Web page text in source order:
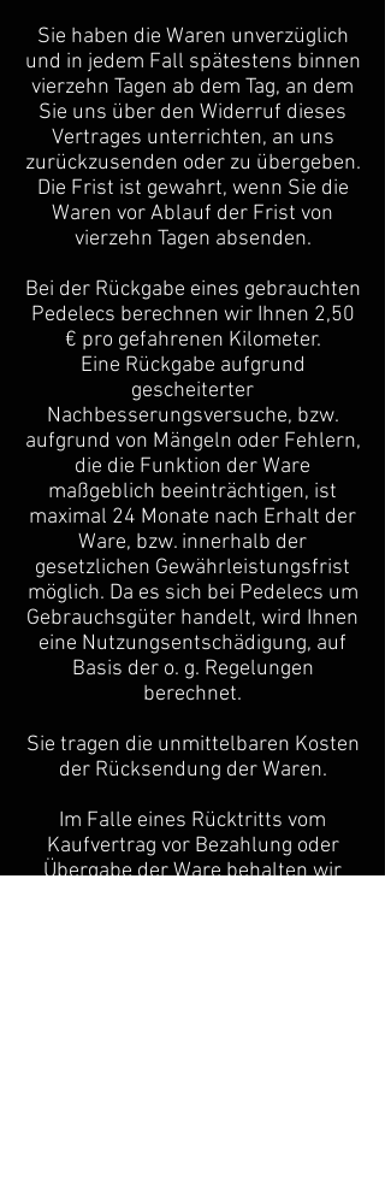
Sie haben die Waren unverzüglich
und in jedem Fall spätestens binnen
vierzehn Tagen ab dem Tag, an dem
Sie uns über den Widerruf dieses
Vertrages unterrichten, an uns
zurückzusenden oder zu übergeben.
Die Frist ist gewahrt, wenn Sie die
Waren vor Ablauf der Frist von
vierzehn Tagen absenden.
Bei der Rückgabe eines gebrauchten
Pedelecs berechnen wir Ihnen 2,50
€ pro gefahrenen Kilometer.
Eine Rückgabe aufgrund
gescheiterter
Nachbesserungsversuche, bzw.
aufgrund von Mängeln oder Fehlern,
die die Funktion der Ware
maßgeblich beeinträchtigen, ist
maximal 24 Monate nach Erhalt der
Ware, bzw. innerhalb der
gesetzlichen Gewährleistungsfrist
möglich. Da es sich bei Pedelecs um
Gebrauchsgüter handelt, wird Ihnen
eine Nutzungsentschädigung, auf
Basis der o. g. Regelungen
berechnet.
Sie tragen die unmittelbaren Kosten
der Rücksendung der Waren.
Im Falle eines Rücktritts vom
Kaufvertrag vor Bezahlung oder
Übergabe der Ware behalten wir